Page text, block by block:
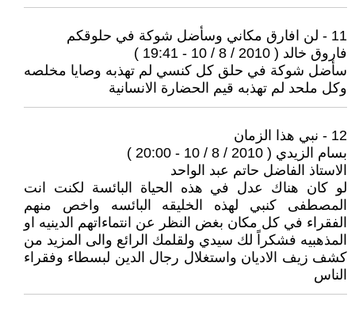
11 - لن افارق مكاني وسأضل شوكة في حلوقكم
فاروق خالد ( 2010 / 8 / 10 - 19:41 )
سأضل شوكة في حلق كل كنسي لم تهذبه وصايا مخلصه
وكل ملحد لم تهذبه قيم الحضارة الانسانية
12 - نبي هذا الزمان
بسام الزيدي ( 2010 / 8 / 10 - 20:00 )
الاستاذ الفاضل حاتم عبد الواحد
لو كان هناك عدل في هذه الحياة البائسة لكنت انت
المصطفى كنبي لهذه الخليقه البائسه واخص منهم
الفقراء في كل مكان بغض النظر عن انتماءاتهم الدينيه او
المذهبيه فشكراً لك سيدي ولقلمك الرائع والى المزيد من
كشف زيف الاديان واستغلال رجال الدين لبسطاء وفقراء
الناس